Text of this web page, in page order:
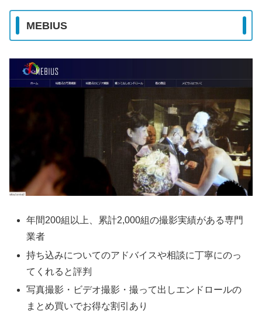
MEBIUS
年間200組以上、累計2,000組の撮影実績がある専門
業者
持ち込みについてのアドバイスや相談に丁寧にのっ
てくれると評判
写真撮影・ビデオ撮影・撮って出しエンドロールの
まとめ買いでお得な割引あり